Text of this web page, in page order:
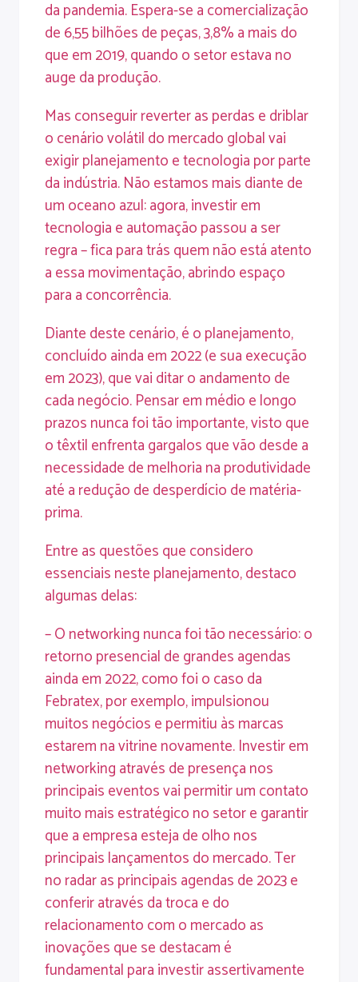
da pandemia. Espera-se a comercialização
de 6,55 bilhões de peças, 3,8% a mais do
que em 2019, quando o setor estava no
auge da produção.
Mas conseguir reverter as perdas e driblar
o cenário volátil do mercado global vai
exigir planejamento e tecnologia por parte
da indústria. Não estamos mais diante de
um oceano azul: agora, investir em
tecnologia e automação passou a ser
regra – fica para trás quem não está atento
a essa movimentação, abrindo espaço
para a concorrência.
Diante deste cenário, é o planejamento,
concluído ainda em 2022 (e sua execução
em 2023), que vai ditar o andamento de
cada negócio. Pensar em médio e longo
prazos nunca foi tão importante, visto que
o têxtil enfrenta gargalos que vão desde a
necessidade de melhoria na produtividade
até a redução de desperdício de matéria-
prima.
Entre as questões que considero
essenciais neste planejamento, destaco
algumas delas:
– O networking nunca foi tão necessário: o
retorno presencial de grandes agendas
ainda em 2022, como foi o caso da
Febratex, por exemplo, impulsionou
muitos negócios e permitiu às marcas
estarem na vitrine novamente. Investir em
networking através de presença nos
principais eventos vai permitir um contato
muito mais estratégico no setor e garantir
que a empresa esteja de olho nos
principais lançamentos do mercado. Ter
no radar as principais agendas de 2023 e
conferir através da troca e do
relacionamento com o mercado as
inovações que se destacam é
fundamental para investir assertivamente